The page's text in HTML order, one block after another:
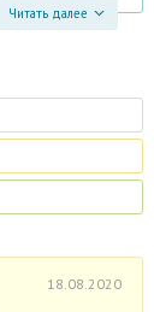
Читать далее
18.08.2020